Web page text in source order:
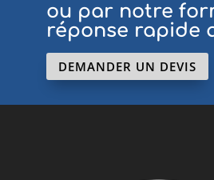
ou par notre
réponse rapide
DEMANDER UN DEVIS